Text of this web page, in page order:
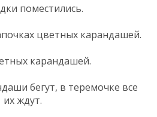
поместились.
цветных карандашей.
карандашей.
бегут, в теремочке все
их ждут.